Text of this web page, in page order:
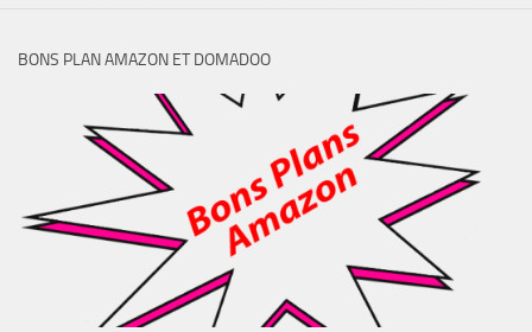
BONS PLAN AMAZON ET DOMADOO